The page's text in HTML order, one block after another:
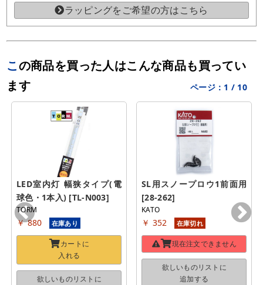
ラッピングをご希望の方はこちら
この商品を買った人はこんな商品も買ってい
ます
ページ： 1 / 10
LED室内灯 幅狭タイプ(電
球色・1本入) [TL-N003]
TORM
￥ 880 在庫あり
カートに
入れる
欲しいものリストに
SL用スノープロウ1前面用
[28-262]
KATO
￥ 352 在庫切れ
現在注文できません
欲しいものリストに
追加する